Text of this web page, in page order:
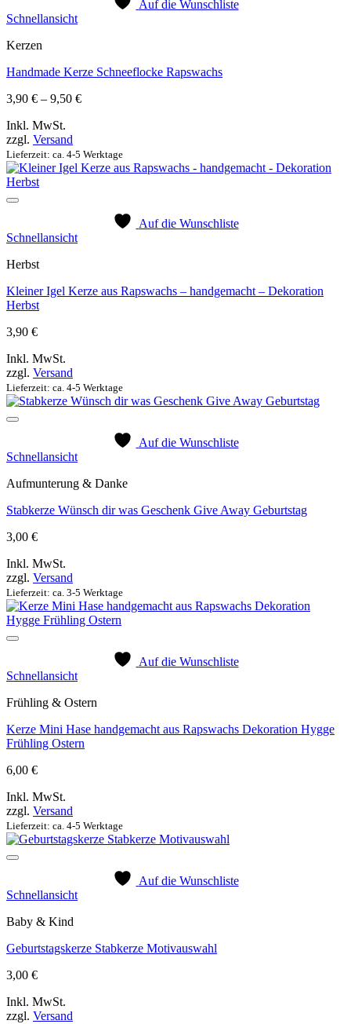
Auf die Wunschliste
Schnellansicht
Kerzen
Handmade Kerze Schneeflocke Rapswachs
3,90 € – 9,50 €Preisspanne:
Inkl. MwSt.
zzgl. Versand
Lieferzeit: ca. 4-5 Werktage
Auf die Wunschliste
Schnellansicht
Herbst
Kleiner Igel Kerze aus Rapswachs – handgemacht – Dekoration
Herbst
3,90 €
Inkl. MwSt.
zzgl. Versand
Lieferzeit: ca. 4-5 Werktage
Auf die Wunschliste
Schnellansicht
Aufmunterung & Danke
Stabkerze Wünsch dir was Geschenk Give Away Geburtstag
3,00 €
Inkl. MwSt.
zzgl. Versand
Lieferzeit: ca. 3-5 Werktage
Auf die Wunschliste
Schnellansicht
Frühling & Ostern
Kerze Mini Hase handgemacht aus Rapswachs Dekoration Hygge
Frühling Ostern
6,00 €
Inkl. MwSt.
zzgl. Versand
Lieferzeit: ca. 4-5 Werktage
Auf die Wunschliste
Schnellansicht
Baby & Kind
Geburtstagskerze Stabkerze Motivauswahl
3,00 €
Inkl. MwSt.
zzgl. Versand